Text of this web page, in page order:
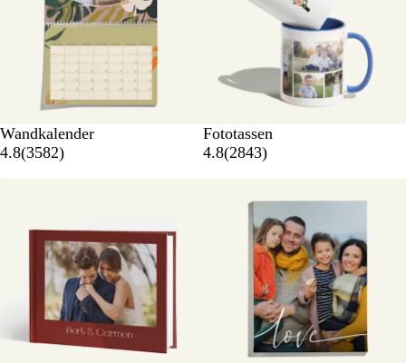
Wandkalender
4.8(3582)
Fototassen
4.8(2843)